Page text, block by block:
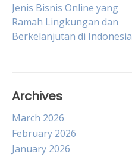
Post
navigation
Jenis Bisnis Online yang
Ramah Lingkungan dan
Berkelanjutan di Indonesia
Archives
March 2026
February 2026
January 2026